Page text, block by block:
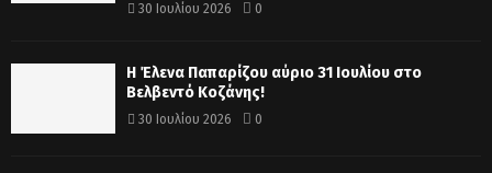
30 Ιουλίου 2026 0
Η Έλενα Παπαρίζου αύριο 31 Ιουλίου στο
Βελβεντό Κοζάνης!
30 Ιουλίου 2026 0